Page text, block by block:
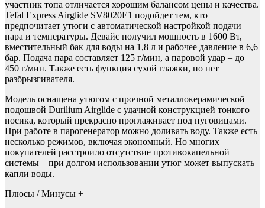
участник топа отличается хорошим балансом цены и качества.
Tefal Express Airglide SV8020E1 подойдет тем, кто
предпочитает утюги с автоматической настройкой подачи
пара и температуры. Девайс получил мощность в 1600 Вт,
вместительный бак для воды на 1,8 л и рабочее давление в 6,6
бар. Подача пара составляет 125 г/мин, а паровой удар – до
450 г/мин. Также есть функция сухой глажки, но нет
разбрызгивателя.
Модель оснащена утюгом с прочной металлокерамической
подошвой Durilium Airglide с удачной конструкцией тонкого
носика, который прекрасно проглаживает под пуговицами.
При работе в парогенератор можно доливать воду. Также есть
несколько режимов, включая экономный. Но многих
покупателей расстроило отсутствие противокапельной
системы – при долгом использовании утюг может выпускать
капли воды.
Плюсы / Минусы +